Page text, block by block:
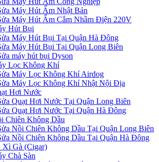
Máy Hút Ẩm Nhật Bản
Máy Hút Ẩm Cắm Nhầm Điện 220V
Hút Bụi
Máy Hút Bụi Tại Quận Hà Đông
Máy Hút Bụi Tại Quận Long Biên
máy hút bụi Dyson
Lọc Không Khí
Máy Lọc Không Khí Airdog
Máy Lọc Không Khí Nhật Nội Địa
Hơi Nước
Quạt Hơi Nước Tại Quận Long Biên
Quạt Hơi Nước Tại Quận Hà Đông
Chiên Không Dầu
Nồi Chiên Không Dầu Tại Quận Long Biên
Nồi Chiên Không Dầu Tại Quận Hà Đông
Xì Gà (Cigar)
Chà Sàn